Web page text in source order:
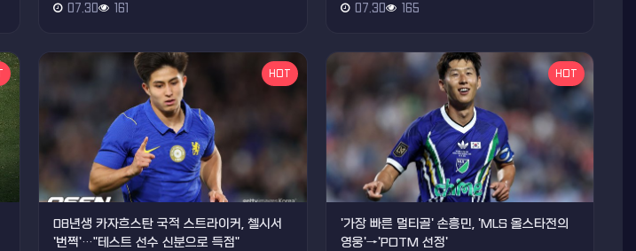
07.30 161 07.30 165
HOT
08년생 카자흐스탄 국적 스트라이커, 첼시서
'번쩍'…"테스트 선수 신분으로 득점"
HOT
'가장 빠른 멀티골' 손흥민, 'MLS 올스타전의
영웅'→'POTM 선정'